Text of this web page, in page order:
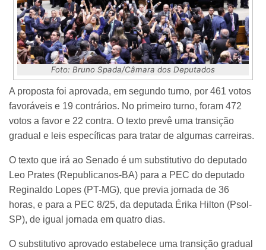
Foto: Bruno Spada/Câmara dos Deputados
A proposta foi aprovada, em segundo turno, por 461 votos
favoráveis e 19 contrários. No primeiro turno, foram 472
votos a favor e 22 contra. O texto prevê uma transição
gradual e leis específicas para tratar de algumas carreiras.
O texto que irá ao Senado é um substitutivo do deputado
Leo Prates (Republicanos-BA) para a PEC do deputado
Reginaldo Lopes (PT-MG), que previa jornada de 36
horas, e para a PEC 8/25, da deputada Érika Hilton (Psol-
SP), de igual jornada em quatro dias.
O substitutivo aprovado estabelece uma transição gradual